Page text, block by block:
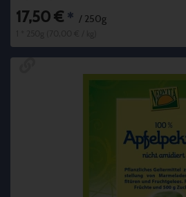
17,50 € * / 250g